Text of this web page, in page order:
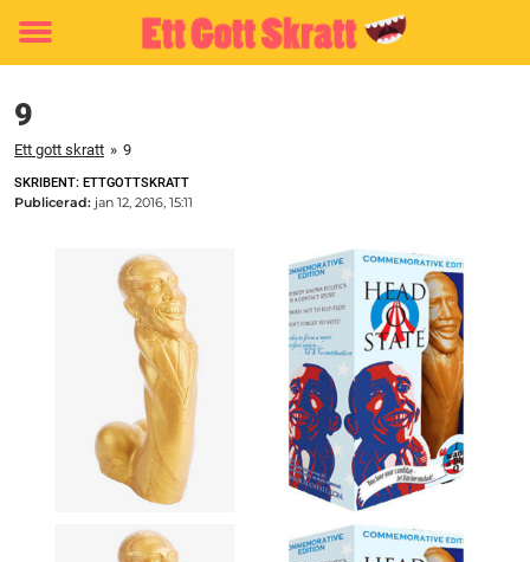
Toggle
9
Ett gott skratt » 9
SKRIBENT: ETTGOTTSKRATT
Publicerad: jan 12, 2016, 15:11